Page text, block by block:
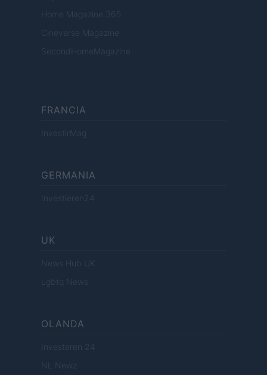
Home Magazine 365
Cineverse Magazine
SecondHomeMagazine
FRANCIA
InvestirMag
GERMANIA
Investieren24
UK
News Hub UK
Lgbtq News
OLANDA
Investeren 24
NL Newz